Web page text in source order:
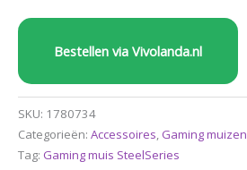
Bestellen via Vivolanda.nl
SKU: 1780734
Categorieën: Accessoires, Gaming muizen
Tag: Gaming muis SteelSeries